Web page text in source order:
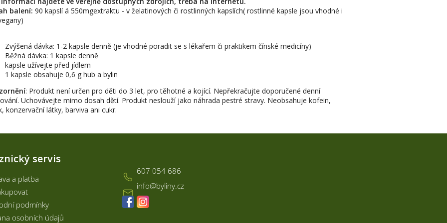
balení: 90 kapslí á 550mgextraktu - v želatinových či rostlinných kapslích( rostlinné kapsle jsou vhodné i
Zvýšená dávka: 1-2 kapsle denně (je vhodné poradit se s lékařem či praktikem čínské medicíny)
Běžná dávka: 1 kapsle denně
kapsle užívejte před jídlem
1 kapsle obsahuje 0,6 g hub a bylin
: Produkt není určen pro děti do 3 let, pro těhotné a kojící. Nepřekračujte doporučené denní
Uchovávejte mimo dosah dětí. Produkt neslouží jako náhrada pestré stravy. Neobsahuje kofein,
konzervační látky, barviva ani cukr.
servis
a platba
podmínky
osobních údajů
info@byliny.cz
607 054 686